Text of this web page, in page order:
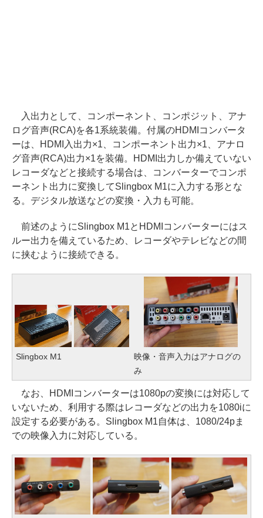
入出力として、コンポーネント、コンポジット、アナ
ログ音声(RCA)を各1系統装備。付属のHDMIコンバータ
ーは、HDMI入出力×1、コンポーネント出力×1、アナロ
グ音声(RCA)出力×1を装備。HDMI出力しか備えていない
レコーダなどと接続する場合は、コンバーターでコンポ
ーネント出力に変換してSlingbox M1に入力する形とな
る。デジタル放送などの変換・入力も可能。
前述のようにSlingbox M1とHDMIコンバーターにはス
ルー出力を備えているため、レコーダやテレビなどの間
に挟むように接続できる。
Slingbox M1
映像・音声入力はアナログの
み
なお、HDMIコンバーターは1080pの変換には対応して
いないため、利用する際はレコーダなどの出力を1080iに
設定する必要がある。Slingbox M1自体は、1080/24pま
での映像入力に対応している。